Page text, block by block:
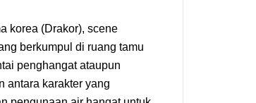
korea (Drakor), scene
berkumpul di ruang tamu
penghangat ataupun
antara karakter yang